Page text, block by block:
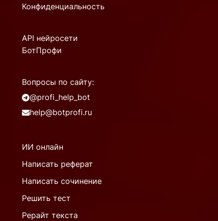
Конфиденциальность
API нейросети
БотПрофи
Вопросы по сайту:
@profi_help_bot
help@botprofi.ru
ИИ онлайн
Написать реферат
Написать сочинение
Решить тест
Рерайт текста